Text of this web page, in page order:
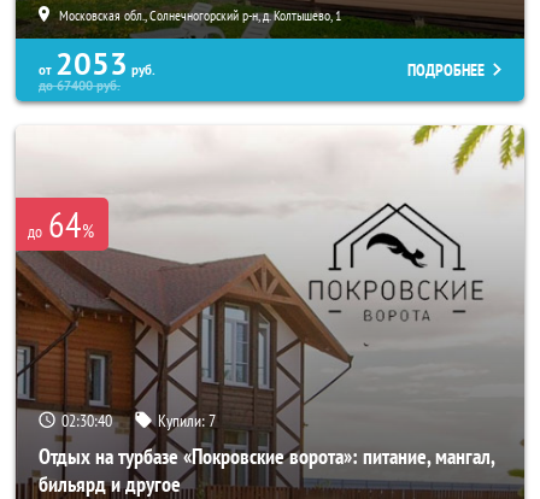
Московская обл., Солнечногорский р-н, д. Колтышево, 1
от 2053 руб.
до67400руб.
ПОДРОБНЕЕ
до 64%
02:30:38 Купили:7
Отдых на турбазе «Покровские ворота»: питание, мангал,
бильярд и другое